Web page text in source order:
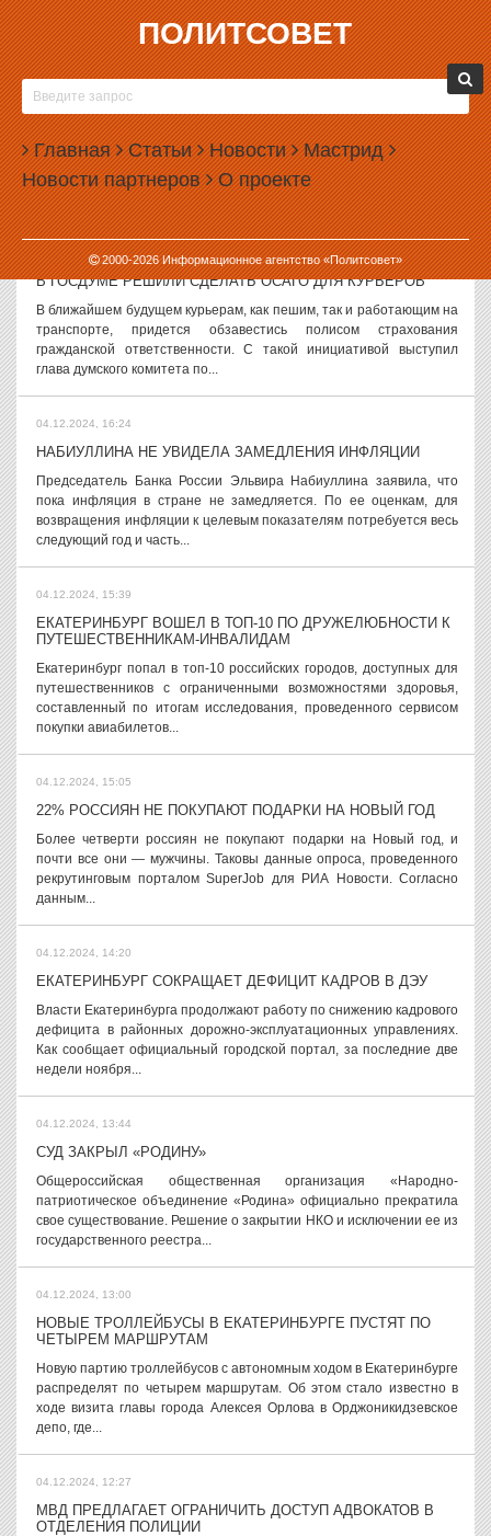
ПОЛИТСОВЕТ
Главная Статьи Новости Мастрид
Новости партнеров О проекте
2000-2026Информационное агентство «Политсовет»
04.12.2024, 17:47
ВЛАСТИ ОГРАНИЧАТ ПАРКОВКУ НА ДЕСЯТКАХ УЛИЦ В
ЕКАТЕРИНБУРГЕ
На нескольких десятках улиц Екатеринбурга будет введен запрет
на парковку автомобилей. Как сообщили в пресс-службе городской
администрации, соответствующие знаки появятся на 44 участках.
«Цель...
04.12.2024, 17:04
В ГОСДУМЕ РЕШИЛИ СДЕЛАТЬ ОСАГО ДЛЯ КУРЬЕРОВ
В ближайшем будущем курьерам, как пешим, так и работающим на
транспорте, придется обзавестись полисом страхования
гражданской ответственности. С такой инициативой выступил
глава думского комитета по...
04.12.2024, 16:24
НАБИУЛЛИНА НЕ УВИДЕЛА ЗАМЕДЛЕНИЯ ИНФЛЯЦИИ
Председатель Банка России Эльвира Набиуллина заявила, что
пока инфляция в стране не замедляется. По ее оценкам, для
возвращения инфляции к целевым показателям потребуется весь
следующий год и часть...
04.12.2024, 15:39
ЕКАТЕРИНБУРГ ВОШЕЛ В ТОП-10 ПО ДРУЖЕЛЮБНОСТИ К
ПУТЕШЕСТВЕННИКАМ-ИНВАЛИДАМ
Екатеринбург попал в топ-10 российских городов, доступных для
путешественников с ограниченными возможностями здоровья,
составленный по итогам исследования, проведенного сервисом
покупки авиабилетов...
04.12.2024, 15:05
22% РОССИЯН НЕ ПОКУПАЮТ ПОДАРКИ НА НОВЫЙ ГОД
Более четверти россиян не покупают подарки на Новый год, и
почти все они — мужчины. Таковы данные опроса, проведенного
рекрутинговым порталом SuperJob для РИА Новости. Согласно
данным...
04.12.2024, 14:20
ЕКАТЕРИНБУРГ СОКРАЩАЕТ ДЕФИЦИТ КАДРОВ В ДЭУ
Власти Екатеринбурга продолжают работу по снижению кадрового
дефицита в районных дорожно-эксплуатационных управлениях.
Как сообщает официальный городской портал, за последние две
недели ноября...
04.12.2024, 13:44
СУД ЗАКРЫЛ «РОДИНУ»
Общероссийская общественная организация «Народно-
патриотическое объединение «Родина» официально прекратила
свое существование. Решение о закрытии НКО и исключении ее из
государственного реестра...
04.12.2024, 13:00
НОВЫЕ ТРОЛЛЕЙБУСЫ В ЕКАТЕРИНБУРГЕ ПУСТЯТ ПО
ЧЕТЫРЕМ МАРШРУТАМ
Новую партию троллейбусов с автономным ходом в Екатеринбурге
распределят по четырем маршрутам. Об этом стало известно в
ходе визита главы города Алексея Орлова в Орджоникидзевское
депо, где...
04.12.2024, 12:27
МВД ПРЕДЛАГАЕТ ОГРАНИЧИТЬ ДОСТУП АДВОКАТОВ В
ОТДЕЛЕНИЯ ПОЛИЦИИ